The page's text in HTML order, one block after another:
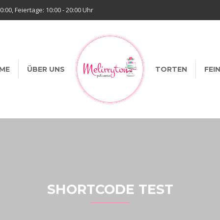
Feiertage: 10:00 - 20:00 Uhr
ÜBER UNS TORTEN
SHORTCODE TEST